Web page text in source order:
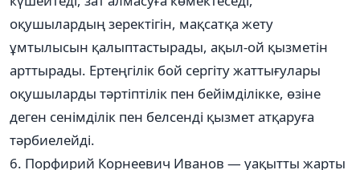
оқушылардың зеректігін, мақсатқа жету
ұмтылысын қалыптастырады, ақыл-ой қызметін
арттырады. Ертеңгілік бой сергіту жаттығулары
оқушыларды тәртіптілік пен бейімділікке, өзіне
деген сенімділік пен белсенді қызмет атқаруға
тәрбиелейді.
6. Порфирий Корнеевич Иванов — уақытты жарты